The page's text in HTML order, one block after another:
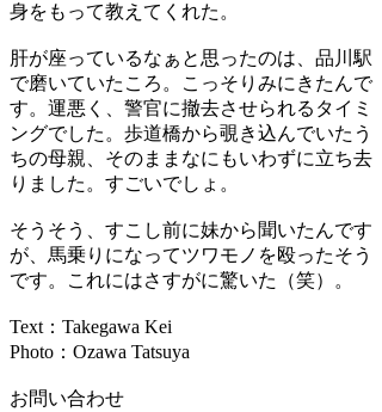
身をもって教えてくれた。
肝が座っているなぁと思ったのは、品川駅
で磨いていたころ。こっそりみにきたんで
す。運悪く、警官に撤去させられるタイミ
ングでした。歩道橋から覗き込んでいたう
ちの母親、そのままなにもいわずに立ち去
りました。すごいでしょ。
そうそう、すこし前に妹から聞いたんです
が、馬乗りになってツワモノを殴ったそう
です。これにはさすがに驚いた（笑）。
Text：Takegawa Kei
Photo：Ozawa Tatsuya
お問い合わせ